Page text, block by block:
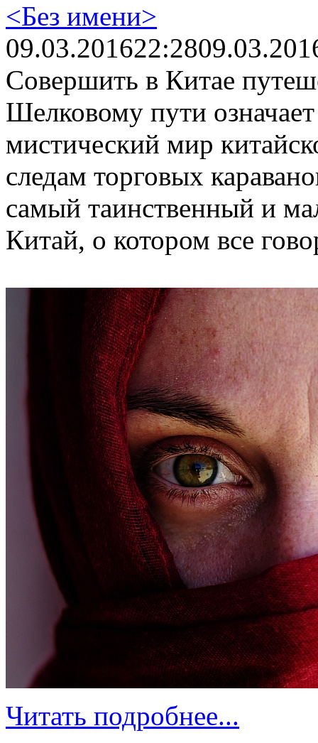
<Без имени>
09.03.201622:28
Совершить в Китае
Шелковому пути
мистический мир
следам торговых
самый таинственный и
Китай, о котором все
Читать подробнее...